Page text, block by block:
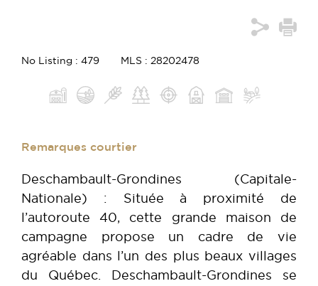
No Listing : 479 MLS : 28202478
Remarques courtier
Deschambault-Grondines (Capitale-
Nationale) : Située à proximité de
l’autoroute 40, cette grande maison de
campagne propose un cadre de vie
agréable dans l’un des plus beaux villages
du Québec. Deschambault-Grondines se